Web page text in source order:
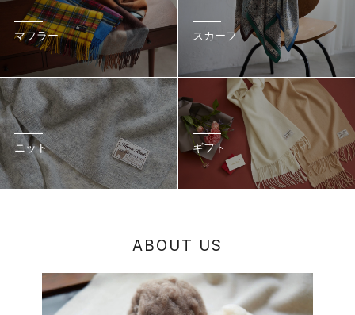
マフラー スカーフ
ニット ギフト
ABO UT US